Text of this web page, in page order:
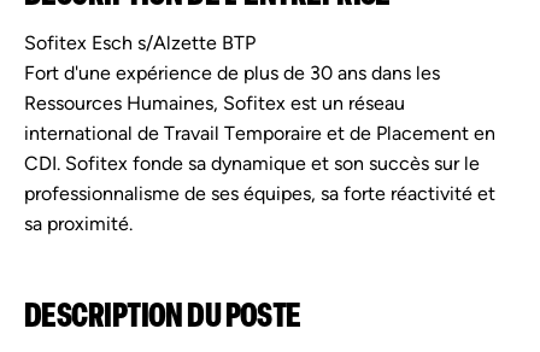
Sofitex Esch s/Alzette BTP
Fort d'une expérience de plus de 30 ans dans les
Ressources Humaines, Sofitex est un réseau
international de Travail Temporaire et de Placement en
CDI. Sofitex fonde sa dynamique et son succès sur le
professionnalisme de ses équipes, sa forte réactivité et
sa proximité.
DESCRIPTION DU POSTE